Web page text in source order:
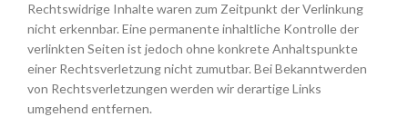
Rechtswidrige Inhalte waren zum Zeitpunkt der Verlinkung
nicht erkennbar. Eine permanente inhaltliche Kontrolle der
verlinkten Seiten ist jedoch ohne konkrete Anhaltspunkte
einer Rechtsverletzung nicht zumutbar. Bei Bekanntwerden
von Rechtsverletzungen werden wir derartige Links
umgehend entfernen.